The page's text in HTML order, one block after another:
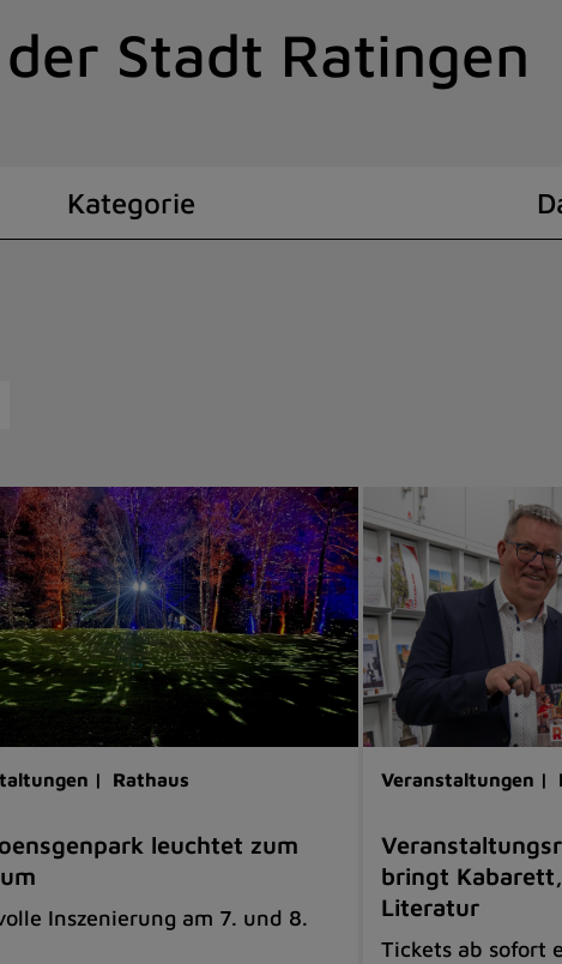
Stadt Ratingen
Kategorie
| Rathaus
leuchtet zum
Inszenierung am 7. und 8.
Veranstaltungen |
bringt
Literatur
Tickets ab sofort